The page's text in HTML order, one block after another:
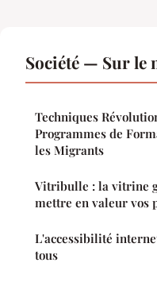
Société — Sur le
Techniques
Programmes de
les Migrants
Vitribulle : la vitrine
mettre en valeur vos
L'accessibilité
tous